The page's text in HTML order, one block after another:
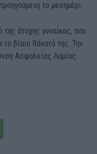
το μεσημέρι.
άτυχης γυναίκας, που
βίαιο θάνατό της. Την
Ασφαλείας Λαμίας.